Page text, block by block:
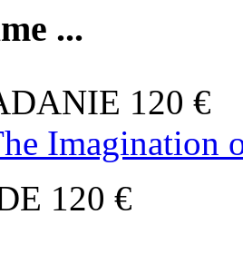
...
120 €
Imagination
120 €